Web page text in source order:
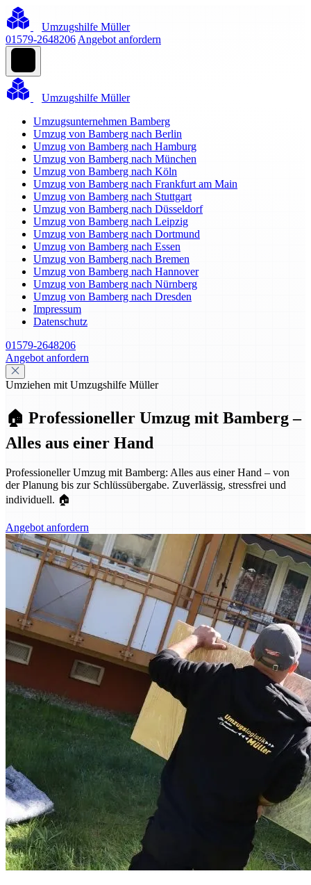
Umzugshilfe Müller
01579-2648206 Angebot anfordern
Umzugshilfe Müller
Umzugsunternehmen Bamberg
Umzug von Bamberg nach Berlin
Umzug von Bamberg nach Hamburg
Umzug von Bamberg nach München
Umzug von Bamberg nach Köln
Umzug von Bamberg nach Frankfurt am Main
Umzug von Bamberg nach Stuttgart
Umzug von Bamberg nach Düsseldorf
Umzug von Bamberg nach Leipzig
Umzug von Bamberg nach Dortmund
Umzug von Bamberg nach Essen
Umzug von Bamberg nach Bremen
Umzug von Bamberg nach Hannover
Umzug von Bamberg nach Nürnberg
Umzug von Bamberg nach Dresden
Impressum
Datenschutz
01579-2648206
Angebot anfordern
Umziehen mit Umzugshilfe Müller
🏠 Professioneller Umzug mit Bamberg –
Alles aus einer Hand
Professioneller Umzug mit Bamberg: Alles aus einer Hand – von
der Planung bis zur Schlüssübergabe. Zuverlässig, stressfrei und
individuell. 🏠
Angebot anfordern